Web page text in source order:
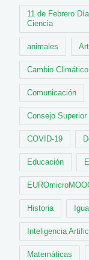
11 de Febrero
Ciencia
animales
Cambio Climático
Comunicación
Consejo
COVID-19
Educación
Historia
Inteligencia
Matemáticas